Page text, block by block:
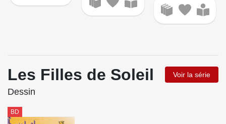
Les Filles de Soleil Voir la série
Dessin
BD